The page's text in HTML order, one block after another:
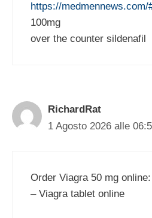
https://medmennews.com/
100mg
over the counter sildenafil
RichardRat
1 Agosto 2026 alle
Order Viagra 50 mg online:
– Viagra tablet online